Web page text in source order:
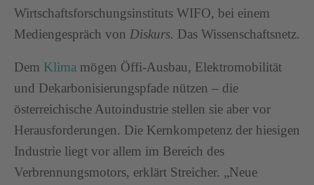
Wirtschaftsforschungsinstituts WIFO, bei einem
Mediengespräch von Diskurs. Das Wissenschaftsnetz.
Dem Klima mögen Öffi-Ausbau, Elektromobilität
und Dekarbonisierungspfade nützen – die
österreichische Autoindustrie stellen sie aber vor
Herausforderungen. Die Kernkompetenz der hiesigen
Industrie liegt vor allem im Bereich des
Verbrennungsmotors, erklärt Streicher. „Neue